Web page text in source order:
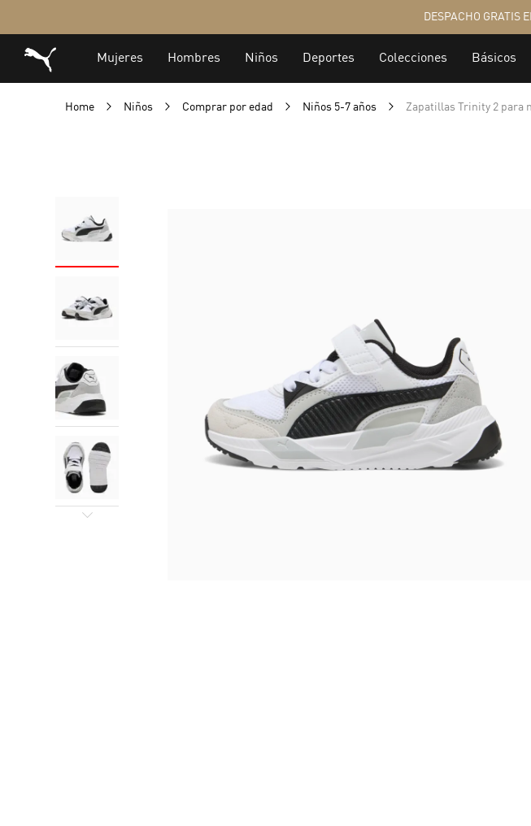
Home Niños Comprar por edad Niños 5-7 años Zapatillas Trinity 2 para